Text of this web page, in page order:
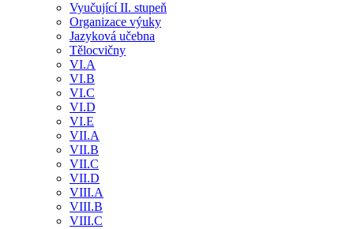
Vyučující II. stupeň
Organizace výuky
Jazyková učebna
Tělocvičny
VI.A
VI.B
VI.C
VI.D
VI.E
VII.A
VII.B
VII.C
VII.D
VIII.A
VIII.B
VIII.C